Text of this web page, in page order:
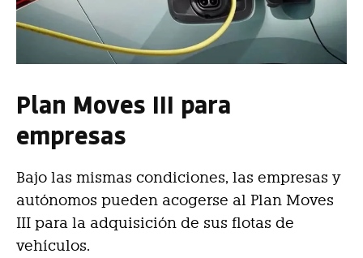
Plan Moves III para
empresas
Bajo las mismas condiciones, las empresas y
autónomos pueden acogerse al Plan Moves
III para la adquisición de sus flotas de
vehículos.